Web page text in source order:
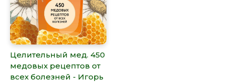
Целительный мед. 450
медовых рецептов от
всех болезней - Игорь